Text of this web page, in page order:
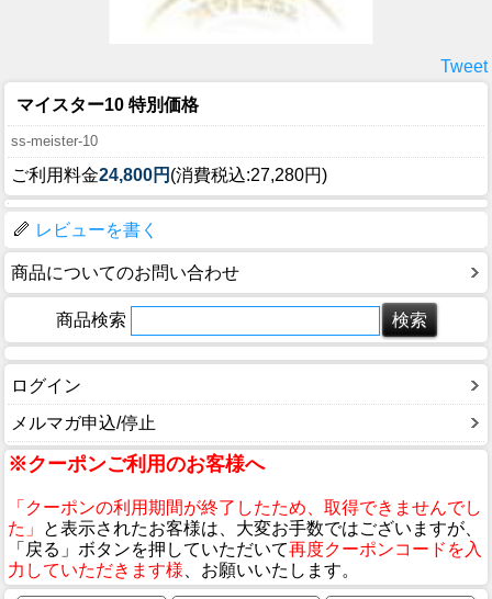
Tweet
マイスター10 特別価格
ss-meister-10
ご利用料金24,800円 (消費税込:27,280円)
レビューを書く
商品についてのお問い合わせ
商品検索
ログイン
メルマガ申込/停止
※クーポンご利用のお客様へ
「クーポンの利用期間が終了したため、取得できませんでし
た」
と表示されたお客様は、大変お手数ではございますが、
「戻る」ボタンを押していただいて再度クーポンコードを入
力していただきます様、お願いいたします。